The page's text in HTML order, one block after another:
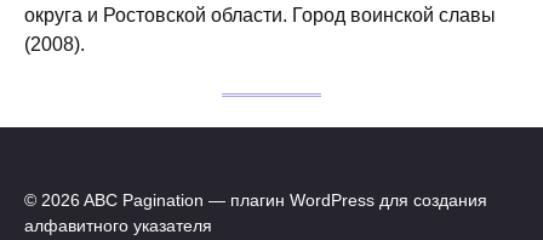
округа и Ростовской области. Город воинской славы
(2008).
© 2026 ABC Pagination — плагин WordPress для создания
алфавитного указателя